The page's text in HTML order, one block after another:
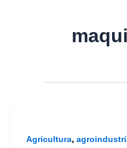
Agricultura,